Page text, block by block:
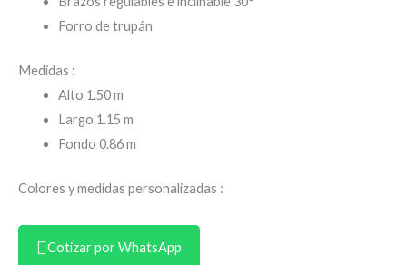
Forro de trupán
Medidas :
Alto 1.50 m
Largo 1.15 m
Fondo 0.86 m
Colores y medidas personalizadas :
Cotizar por WhatsApp